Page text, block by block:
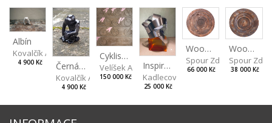
Albín
Kovalčík Adam
4 900 Kč Černá opice
Kovalčík Adam
4 900 Kč
Cyklisti Color
Velíšek Adam
150 000 Kč
Inspiration by Marqués de Riscal
Kadlecová Jaroslava
25 000 Kč
Wood V
Spour Zdeněk
66 000 Kč
Wood VI
Spour
38 000 Kč